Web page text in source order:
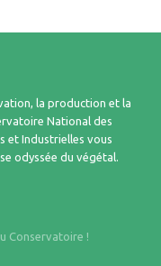
la production et la
National des
et Industrielles vous
odyssée du végétal.
Conservatoire !